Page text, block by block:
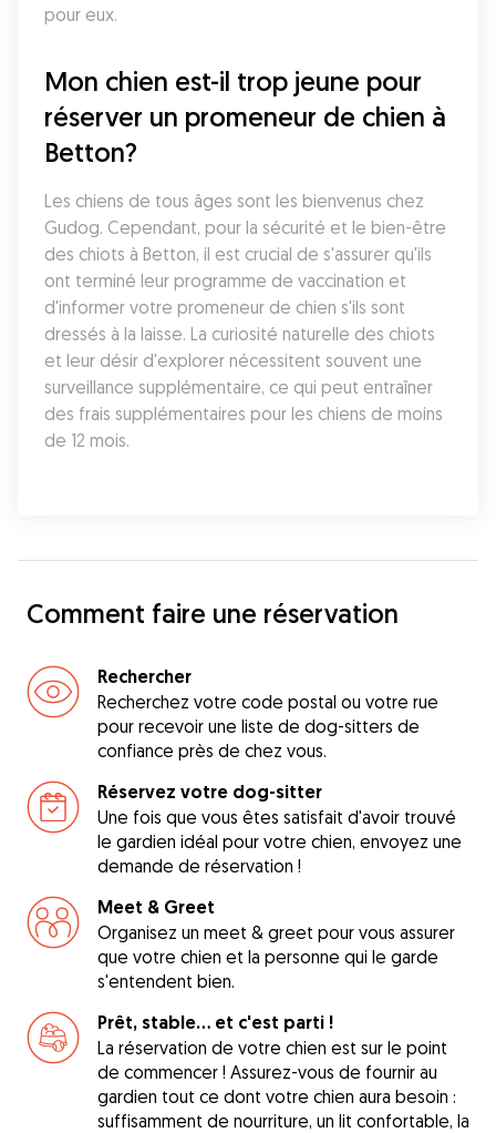
pour eux.
Mon chien est-il trop jeune pour
réserver un promeneur de chien à
Betton?
Les chiens de tous âges sont les bienvenus chez
Gudog. Cependant, pour la sécurité et le bien-être
des chiots à Betton, il est crucial de s'assurer qu'ils
ont terminé leur programme de vaccination et
d'informer votre promeneur de chien s'ils sont
dressés à la laisse. La curiosité naturelle des chiots
et leur désir d'explorer nécessitent souvent une
surveillance supplémentaire, ce qui peut entraîner
des frais supplémentaires pour les chiens de moins
de 12 mois.
Comment faire une réservation
Rechercher
Recherchez votre code postal ou votre rue
pour recevoir une liste de dog-sitters de
confiance près de chez vous.
Réservez votre dog-sitter
Une fois que vous êtes satisfait d'avoir trouvé
le gardien idéal pour votre chien, envoyez une
demande de réservation !
Meet & Greet
Organisez un meet & greet pour vous assurer
que votre chien et la personne qui le garde
s'entendent bien.
Prêt, stable... et c'est parti !
La réservation de votre chien est sur le point
de commencer ! Assurez-vous de fournir au
gardien tout ce dont votre chien aura besoin :
suffisamment de nourriture, un lit confortable, la